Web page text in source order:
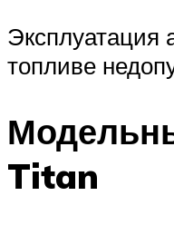
Эксплуатация
топливе
Titan